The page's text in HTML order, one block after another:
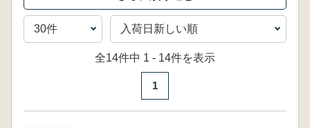
全14件中 1 - 14件を表示
1